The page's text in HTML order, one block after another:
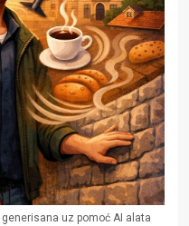
uz pomoć AI alata